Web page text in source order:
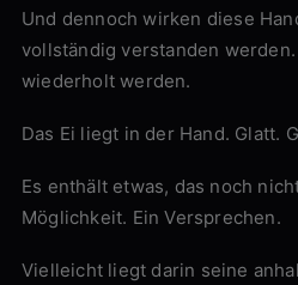
Und dennoch wirken diese Handlungen. Nicht weil sie
vollständig verstanden
wiederholt werden.
Das Ei liegt in der Hand. Glatt.
Es enthält etwas, das noch nicht sichtbar ist. Eine
Möglichkeit. Ein Versprechen.
Vielleicht liegt darin seine anhaltende Kraft. Nicht in der